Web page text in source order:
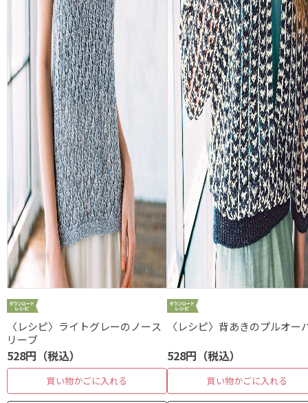
〈レシピ〉ライトグレーのノース
リーブ
528円（税込）
買い物かごに入れる
〈レシピ〉背あきのプルオー
528円（税込）
買い物かごに入れる